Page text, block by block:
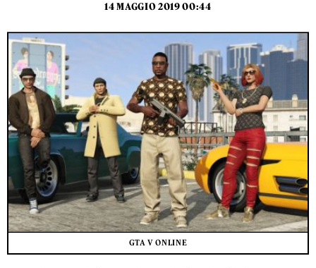
14 MAGGIO 2019 00:44
GTA V ONLINE